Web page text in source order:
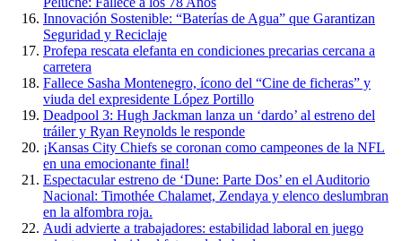
Innovación Sostenible: “Baterías de Agua” que Garantizan
Seguridad y Reciclaje
Profepa rescata elefanta en condiciones precarias cercana a
carretera
Fallece Sasha Montenegro, ícono del “Cine de ficheras” y
viuda del expresidente López Portillo
Deadpool 3: Hugh Jackman lanza un ‘dardo’ al estreno del
tráiler y Ryan Reynolds le responde
¡Kansas City Chiefs se coronan como campeones de la NFL
en una emocionante final!
Espectacular estreno de ‘Dune: Parte Dos’ en el Auditorio
Nacional: Timothée Chalamet, Zendaya y elenco deslumbran
en la alfombra roja.
Audi advierte a trabajadores: estabilidad laboral en juego